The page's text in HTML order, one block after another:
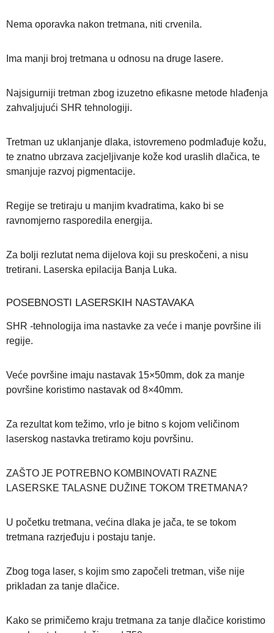
Nema oporavka nakon tretmana, niti crvenila.
Ima manji broj tretmana u odnosu na druge lasere.
Najsigurniji tretman zbog izuzetno efikasne metode hlađenja
zahvaljujući SHR tehnologiji.
Tretman uz uklanjanje dlaka, istovremeno podmlađuje kožu,
te znatno ubrzava zacjeljivanje kože kod uraslih dlačica, te
smanjuje razvoj pigmentacije.
Regije se tretiraju u manjim kvadratima, kako bi se
ravnomjerno rasporedila energija.
Za bolji rezlutat nema dijelova koji su preskočeni, a nisu
tretirani. Laserska epilacija Banja Luka.
POSEBNOSTI LASERSKIH NASTAVAKA
SHR -tehnologija ima nastavke za veće i manje površine ili
regije.
Veće površine imaju nastavak 15×50mm, dok za manje
površine koristimo nastavak od 8×40mm.
Za rezultat kom težimo, vrlo je bitno s kojom veličinom
laserskog nastavka tretiramo koju površinu.
ZAŠTO JE POTREBNO KOMBINOVATI RAZNE
LASERSKE TALASNE DUŽINE TOKOM TRETMANA?
U početku tretmana, većina dlaka je jača, te se tokom
tretmana razrjeđuju i postaju tanje.
Zbog toga laser, s kojim smo započeli tretman, više nije
prikladan za tanje dlačice.
Kako se primičemo kraju tretmana za tanje dlačice koristimo